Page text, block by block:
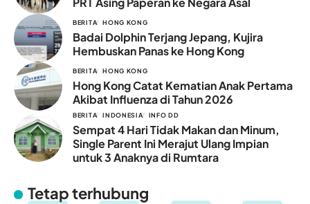
BERITA HONG KONG
Badai Dolphin Terjang Jepang, Kujira
Hembuskan Panas ke Hong Kong
BERITA HONG KONG
Hong Kong Catat Kematian Anak Pertama
Akibat Influenza di Tahun 2026
BERITA INDONESIA INFO DD
Sempat 4 Hari Tidak Makan dan Minum,
Single Parent Ini Merajut Ulang Impian
untuk 3 Anaknya di Rumtara
Tetap terhubung